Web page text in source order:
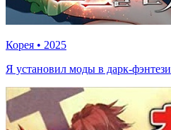
Корея • 2025
Я установил моды в дарк-фэнтези